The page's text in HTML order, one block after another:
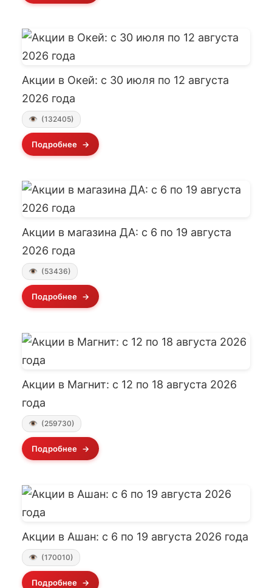
Акции в Окей: с 30 июля по 12 августа
2026 года
(132405)
Подробнее
Акции в магазина ДА: с 6 по 19 августа
2026 года
(53436)
Подробнее
Акции в Магнит: с 12 по 18 августа 2026
года
(259730)
Подробнее
Акции в Ашан: с 6 по 19 августа 2026 года
(170010)
Подробнее